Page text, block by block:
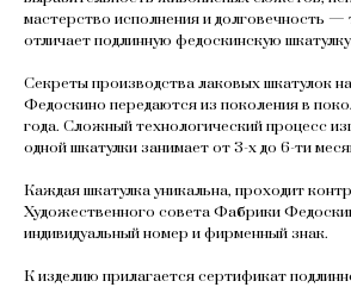
мастерство исполнения и долговечность —
отличает подлинную федоскинскую
Секреты производства лаковых шкатулок
Федоскино передаются из поколения в
года. Сложный технологический процесс
одной шкатулки занимает от 3-х до 6-ти
Каждая шкатулка уникальна, проходит
Художественного совета Фабрики
индивидуальный номер и фирменный знак.
К изделию прилагается сертификат